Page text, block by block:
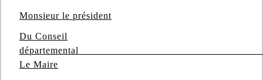
Monsieur le président
Du Conseil
Le Maire